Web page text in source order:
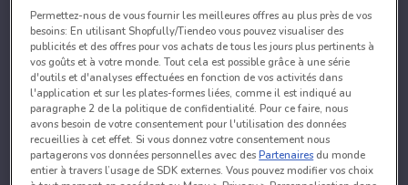
Permettez-nous de vous fournir les meilleures offres au plus près de vos
besoins: En utilisant Shopfully/Tiendeo vous pouvez visualiser des
publicités et des offres pour vos achats de tous les jours plus pertinents à
vos goûts et à votre monde. Tout cela est possible grâce à une série
d'outils et d'analyses effectuées en fonction de vos activités dans
l'application et sur les plates-formes liées, comme il est indiqué au
paragraphe 2 de la politique de confidentialité. Pour ce faire, nous
avons besoin de votre consentement pour l'utilisation des données
recueillies à cet effet. Si vous donnez votre consentement nous
partagerons vos données personnelles avec desPartenaires du monde
entier à travers l’usage de SDK externes. Vous pouvez modifier vos choix